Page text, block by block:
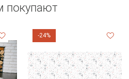
покупают
-24%